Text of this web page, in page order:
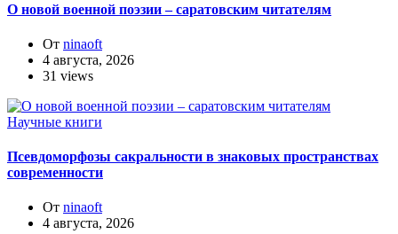
О новой военной поэзии – саратовским читателям
От ninaoft
4 августа, 2026
31 views
Научные книги
Псевдоморфозы сакральности в знаковых пространствах
современности
От ninaoft
4 августа, 2026